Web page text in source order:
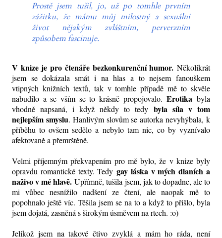
Prostě jsem tušil, jo, už po tomhle prvním
zážitku, že mámu můj milostný a sexuální
život nějakým zvláštním, perverzním
způsobem fascinuje.
V knize je pro čtenáře bezkonkurenční humor. Několikrát
jsem se dokázala smát i na hlas a to nejsem fanouškem
vtipných knižních textů, tak v tomhle případě mě to skvěle
nabudilo a se vším se to krásně propojovalo.Erotika byla
vhodně napsaná, i když někdy to tedy byla síla v tom
nejlepším smyslu. Hanlivým slovům se autorka nevyhýbala, k
příběhu to ovšem sedělo a nebylo tam nic, co by vyznívalo
afektovaně a přemrštěně.
Velmi příjemným překvapením pro mě bylo, že v knize byly
opravdu romantické texty. Tedygay láska v mých dlaních a
naživo v mé hlavě.Upřímně, tušila jsem, jak to dopadne, ale to
mi vůbec nesnížilo nadšení ze čtení, ale naopak mě to
popohnalo ještě víc. Těšila jsem se na to a když to přišlo, byla
jsem dojatá, zasněná s širokým úsměvem na rtech. :o)
Jelikož jsem na takové čtivo zvyklá a mám ho ráda, není